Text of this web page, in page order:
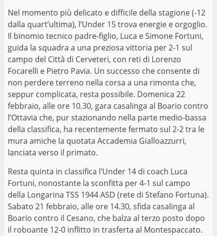
Nel momento più delicato e difficile della stagione (-12
dalla quart’ultima), l’Under 15 trova energie e orgoglio.
Il binomio tecnico padre-figlio, Luca e Simone Fortuni,
guida la squadra a una preziosa vittoria per 2-1 sul
campo del Città di Cerveteri, con reti di Lorenzo
Focarelli e Pietro Pavia. Un successo che consente di
non perdere terreno nella corsa a una rimonta che,
seppur complicata, resta possibile. Domenica 22
febbraio, alle ore 10.30, gara casalinga al Boario contro
l’Ottavia che, pur stazionando nella parte medio-bassa
della classifica, ha recentemente fermato sul 2-2 tra le
mura amiche la quotata Accademia Gialloazzurri,
lanciata verso il primato.
Resta quinta in classifica l’Under 14 di coach Luca
Fortuni, nonostante la sconfitta per 4-1 sul campo
della Longarina TSS 1944 ASD (rete di Stefano Fortuna).
Sabato 21 febbraio, alle ore 14.30, sfida casalinga al
Boario contro il Cesano, che balza al terzo posto dopo
il roboante 12-0 inflitto in trasferta al Montespaccato.